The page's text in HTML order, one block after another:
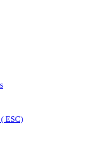
( ESC)